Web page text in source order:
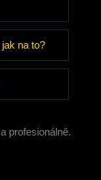
na to?
profesionálně.